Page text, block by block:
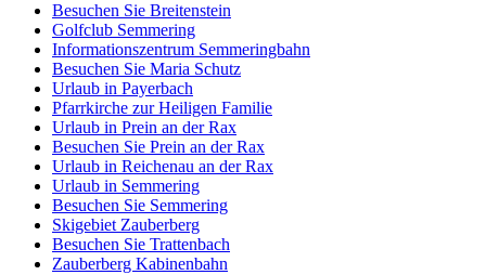
Besuchen Sie Breitenstein
Golfclub Semmering
Informationszentrum Semmeringbahn
Besuchen Sie Maria Schutz
Urlaub in Payerbach
Pfarrkirche zur Heiligen Familie
Urlaub in Prein an der Rax
Besuchen Sie Prein an der Rax
Urlaub in Reichenau an der Rax
Urlaub in Semmering
Besuchen Sie Semmering
Skigebiet Zauberberg
Besuchen Sie Trattenbach
Zauberberg Kabinenbahn